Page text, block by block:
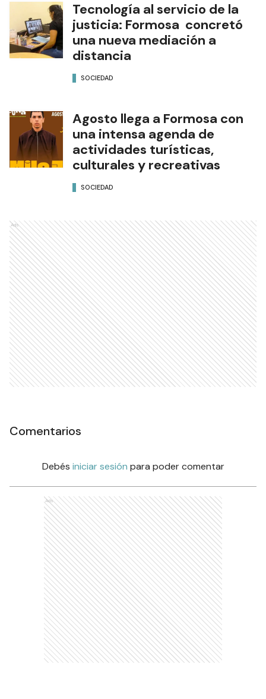
Tecnología al servicio de la
justicia: Formosa concretó
una nueva mediación a
distancia
SOCIEDAD
Agosto llega a Formosa con
una intensa agenda de
actividades turísticas,
culturales y recreativas
SOCIEDAD
Ads
Comentarios
Debés iniciar sesión para poder comentar
Ads